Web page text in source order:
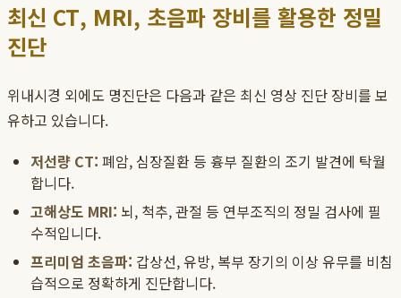
최신 CT, MRI, 초음파 장비를 활용한 정밀
진단
위내시경 외에도 명진단은 다음과 같은 최신 영상 진단 장비를 보
유하고 있습니다.
저선량 CT: 폐암, 심장질환 등 흉부 질환의 조기 발견에 탁월
합니다.
고해상도 MRI: 뇌, 척추, 관절 등 연부조직의 정밀 검사에 필
수적입니다.
프리미엄 초음파: 갑상선, 유방, 복부 장기의 이상 유무를 비침
습적으로 정확하게 진단합니다.